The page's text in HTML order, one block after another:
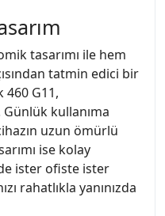
tasarımı ile hem
tatmin edici bir
G11,
Günlük kullanıma
uzun ömürlü
ise kolay
ister ofiste ister
rahatlıkla yanınızda